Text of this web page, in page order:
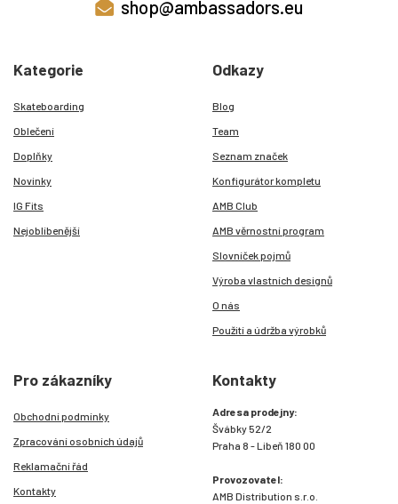
shop@ambassadors.eu
Kategorie
Skateboarding
Oblečení
Doplňky
Novinky
IG Fits
Nejoblíbenější
Odkazy
Blog
Team
Seznam značek
Konfigurátor kompletu
AMB Club
AMB věrnostní program
Slovníček pojmů
Výroba vlastních designů
O nás
Použití a údržba výrobků
Pro zákazníky
Obchodní podmínky
Zpracování osobních údajů
Reklamační řád
Kontakty
Kontakty
Adresa prodejny:
Švábky 52/2
Praha 8 - Libeň 180 00
Provozovatel:
AMB Distribution s.r.o.